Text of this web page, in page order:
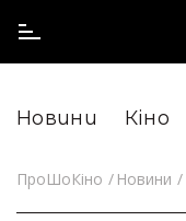
Новини Кіно
ПроШоКіно Новини